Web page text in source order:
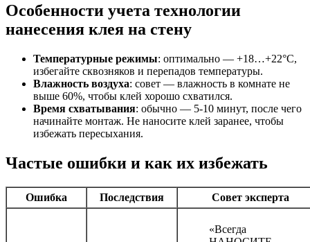
Особенности учета технологии
нанесения клея на стену
Температурные режимы: оптимально — +18…+22°C,
избегайте сквозняков и перепадов температуры.
Влажность воздуха: совет — влажность в комнате не
выше 60%, чтобы клей хорошо схватился.
Время схватывания: обычно — 5-10 минут, после чего
начинайте монтаж. Не наносите клей заранее, чтобы
избежать пересыхания.
Частые ошибки и как их избежать
Ошибка Последствия Совет эксперта
«Всегда